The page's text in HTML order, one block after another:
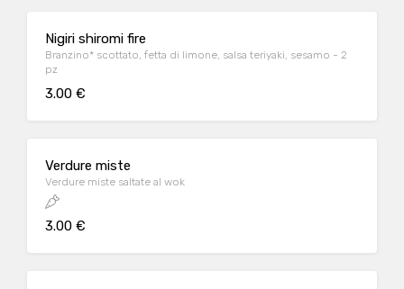
Nigiri shiromi fire
Branzino* scottato, fetta di limone, salsa teriyaki, sesamo - 2
pz
3.00 €
Verdure miste
Verdure miste saltate al wok
3.00 €